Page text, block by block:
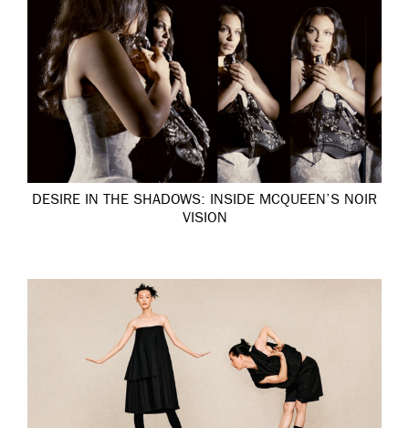
DESIRE IN THE SHADOWS: INSIDE MCQUEEN’S NOIR
VISION